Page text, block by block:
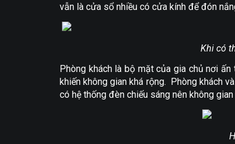
vẫn là cửa sổ nhiều có cửa kính để đón
Khi có
Phòng khách là bộ mặt của gia chủ nơi
khiến không gian khá rộng. Phòng khách
có hệ thống đèn chiếu sáng nên không gian